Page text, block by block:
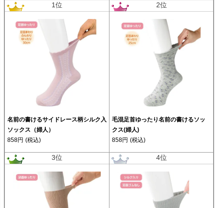
1位
名前の書けるサイドレース柄シルク入
ソックス（婦人）
858円 (税込)
2位
毛混足首ゆったり名前の書けるソッ
クス(婦人)
858円 (税込)
3位 4位